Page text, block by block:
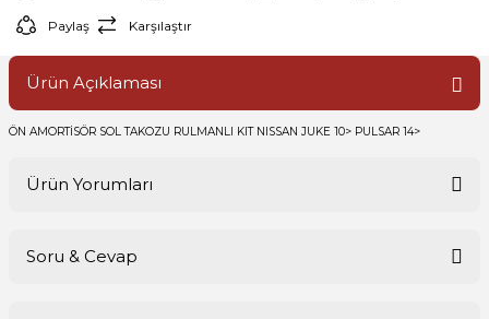
Paylaş Karşılaştır
Ürün Açıklaması
ÖN AMORTİSÖR SOL TAKOZU RULMANLI KIT NISSAN JUKE 10> PULSAR 14>
Ürün Yorumları
Soru & Cevap